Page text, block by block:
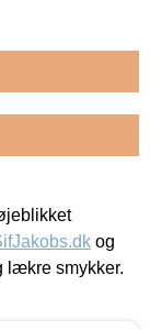
og
lækre smykker.